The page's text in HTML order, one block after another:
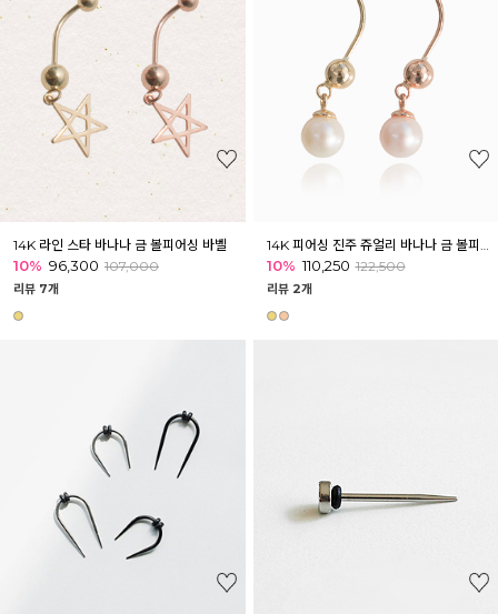
14K 라인 스타 바나나 금 볼피어싱 바벨
10% 96,300 107,000
리뷰 7개
14K 피어싱 진주 쥬얼리 바나나 금 볼피어싱 바벨
10% 110,250 122,500
리뷰 2개